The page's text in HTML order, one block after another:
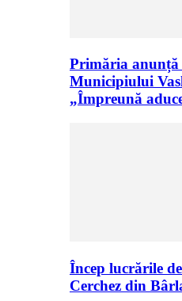
Primăria anunță
Municipiului
„Împreună
Încep lucrările
Cerchez din